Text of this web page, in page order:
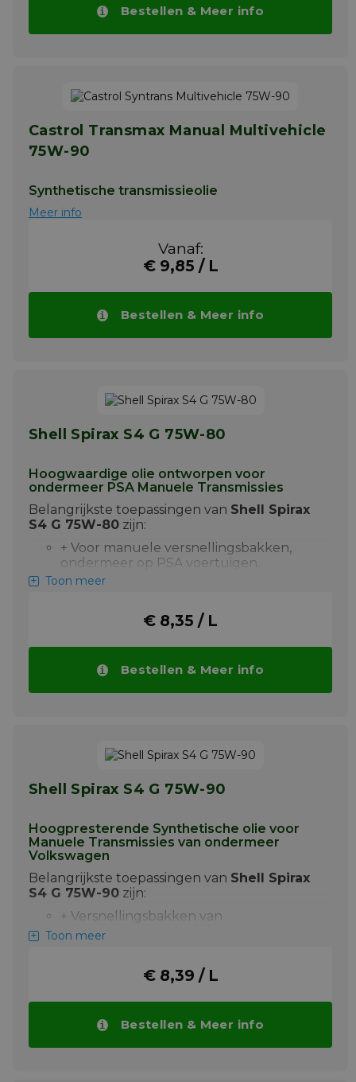
Bestellen & Meer info
Castrol Transmax Manual Multivehicle
75W-90
Synthetische transmissieolie
Meer info
Vanaf:
€ 9,85 / L
Bestellen & Meer info
Shell Spirax S4 G 75W-80
Hoogwaardige olie ontworpen voor
ondermeer PSA Manuele Transmissies
Belangrijkste toepassingen van Shell Spirax
S4 G 75W-80 zijn:
+ Voor manuele versnellingsbakken,
ondermeer op PSA voertuigen.
+ Manuele versnellingsbakken
belaste bedrijfsomstandigheden.
Shell Spirax S4 G 75W-80 is een
transmissieolie met 'extreme pressure' (EP)
Toon meer
€ 8,35 / L
Bestellen & Meer info
Shell Spirax S4 G 75W-90
Hoogpresterende Synthetische olie voor
Manuele Transmissies van ondermeer
Volkswagen
Belangrijkste toepassingen van Shell Spirax
S4 G 75W-90 zijn:
+ Versnellingsbakken van
personenwagens en lichte
+ Versnellingsbakken van
personenwagens
Shell Spirax S4 G 75W-90 is een semi-
transmissies voor personenwagens en lichte
Toon meer
€ 8,39 / L
Bestellen & Meer info